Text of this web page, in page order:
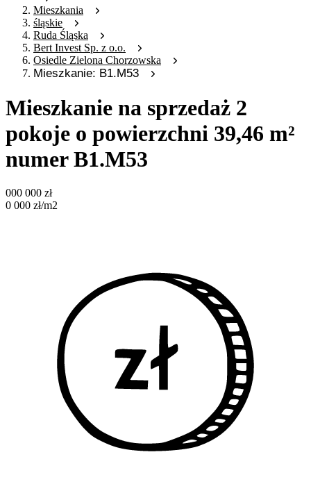
Mieszkania
śląskie
Ruda Śląska
Bert Invest Sp. z o.o.
Osiedle Zielona Chorzowska
Mieszkanie: B1.M53
Mieszkanie na sprzedaż 2
pokoje o powierzchni 39,46 m²
numer B1.M53
000 000 zł
0 000 zł/m2